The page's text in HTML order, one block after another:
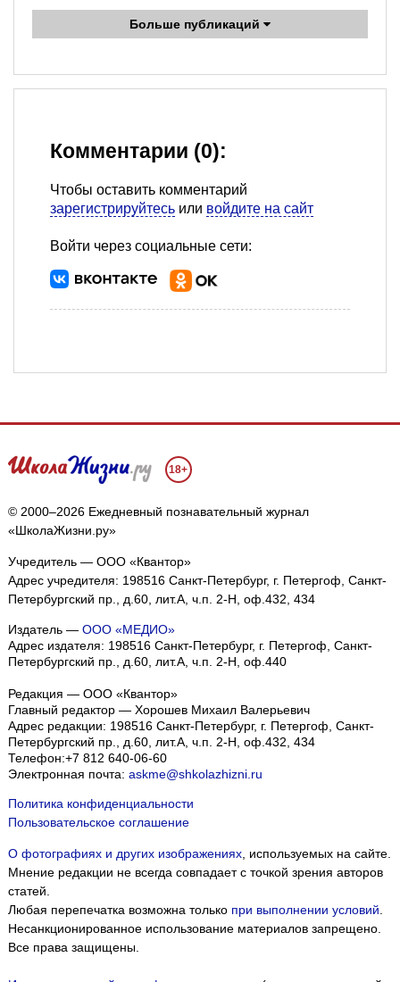
Больше публикаций
Комментарии (0):
Чтобы оставить комментарий
зарегистрируйтесь или войдите на сайт
Войти через социальные сети:
18+
© 2000–2026 Ежедневный познавательный журнал
«ШколаЖизни.ру»
Учредитель — ООО «Квантор»
Адрес учредителя: 198516 Санкт-Петербург, г. Петергоф, Санкт-
Петербургский пр., д.60, лит.А, ч.п. 2-Н, оф.432, 434
Издатель — ООО «МЕДИО»
Адрес издателя: 198516 Санкт-Петербург, г. Петергоф, Санкт-
Петербургский пр., д.60, лит.А, ч.п. 2-Н, оф.440
Редакция — ООО «Квантор»
Главный редактор — Хорошев Михаил Валерьевич
Адрес редакции: 198516 Санкт-Петербург, г. Петергоф, Санкт-
Петербургский пр., д.60, лит.А, ч.п. 2-Н, оф.432, 434
Телефон:+7 812 640-06-60
Электронная почта: askme@shkolazhizni.ru
Политика конфиденциальности
Пользовательское соглашение
О фотографиях и других изображениях, используемых на сайте.
Мнение редакции не всегда совпадает с точкой зрения авторов
статей.
Любая перепечатка возможна только при выполнении условий.
Несанкционированное использование материалов запрещено.
Все права защищены.